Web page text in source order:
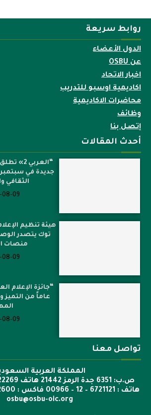
روابط سريعة
الدول الأعضاء
عن OSBU
اخبار الاتحاد
اكاديمية اوسبو للتدريب
محاضرات الاكاديمية
وظائف
إتصل بنا
أحدث المقالات
“العربي
جديدة في سبتمبر
الثقافي
08-09
هيئة تنظيم
توك يتصدر
منصات
08-09
عاماً من التميز
08-09
تواصل معنا
المملكة العربية
هاتف : 6721121 – 12 – 00966 فاكس : 6722600 – 12 – 00966
osbu@osbu-oic.org